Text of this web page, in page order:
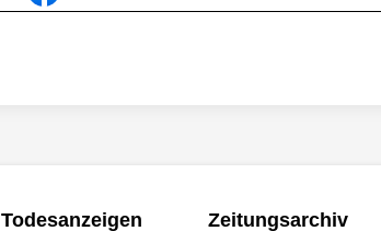
Todesanzeigen Zeitungsarchiv